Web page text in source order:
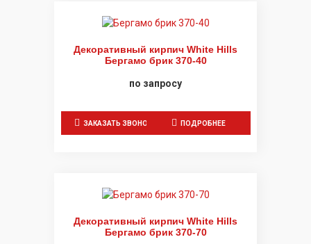
Декоративный кирпич White Hills
Бергамо брик 370-40
по запросу
ЗАКАЗАТЬ ЗВОНОК ПОДРОБНЕЕ
Декоративный кирпич White Hills
Бергамо брик 370-70